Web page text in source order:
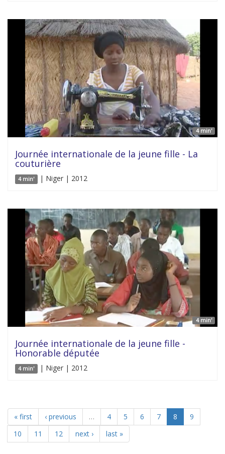
4 min'
Journée internationale de la jeune fille - La
couturière
4 min' | Niger | 2012
4 min'
Journée internationale de la jeune fille -
Honorable députée
4 min' | Niger | 2012
« first ‹ previous … 4 5 6 7 8
9
10
11 12 next › last »